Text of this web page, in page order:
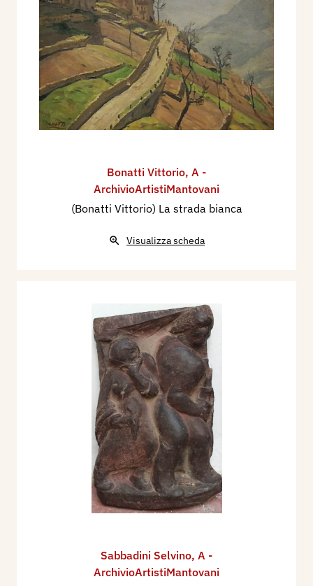
Bonatti Vittorio, A -
ArchivioArtistiMantovani
(Bonatti Vittorio) La strada bianca
Visualizza scheda
Sabbadini Selvino, A -
ArchivioArtistiMantovani